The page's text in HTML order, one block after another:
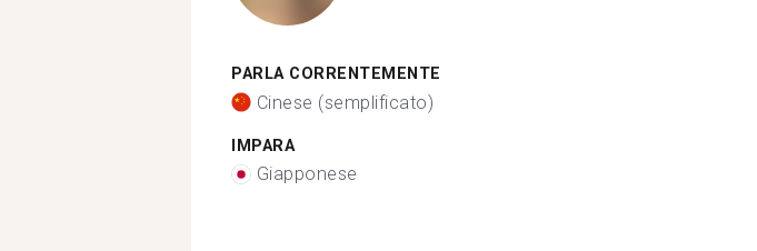
PARLA CORRENTEMENTE
Cinese (semplificato)
IMPARA
Giapponese